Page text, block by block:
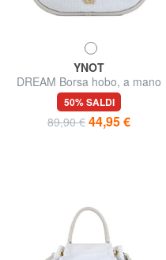
YNOT
DREAM Borsa hobo, a mano
50% SALDI
89,90 € 44,95 €